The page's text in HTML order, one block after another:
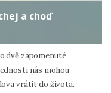
a choď
dvě zapomenuté
nás mohou
vrátit do života.